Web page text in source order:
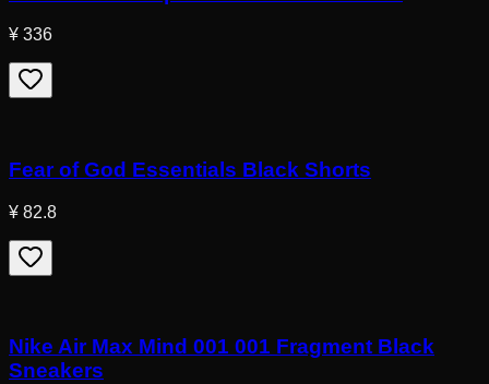
¥ 336
Fear of God Essentials Black Shorts
¥ 82.8
Nike Air Max Mind 001 001 Fragment Black
Sneakers